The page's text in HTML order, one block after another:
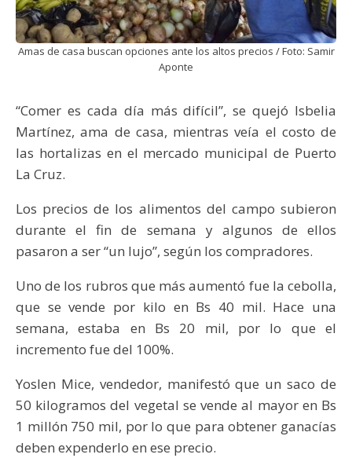
Amas de casa buscan opciones ante los altos precios / Foto: Samir
Aponte
“Comer es cada día más difícil”, se quejó Isbelia
Martínez, ama de casa, mientras veía el costo de
las hortalizas en el mercado municipal de Puerto
La Cruz.
Los precios de los alimentos del campo subieron
durante el fin de semana y algunos de ellos
pasaron a ser “un lujo”, según los compradores.
Uno de los rubros que más aumentó fue la cebolla,
que se vende por kilo en Bs 40 mil. Hace una
semana, estaba en Bs 20 mil, por lo que el
incremento fue del 100%.
Yoslen Mice, vendedor, manifestó que un saco de
50 kilogramos del vegetal se vende al mayor en Bs
1 millón 750 mil, por lo que para obtener ganacías
deben expenderlo en ese precio.